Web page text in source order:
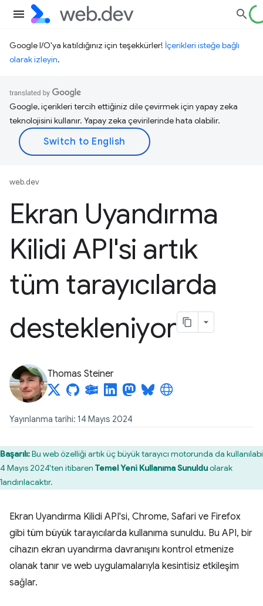
Google I/O'ya katıldığınız için teşekkürler! İçerikleri isteğe bağlı
olarak izleyin.
Google, içerikleri tercih ettiğiniz dile çevirmek için yapay zeka
teknolojisini kullanır. Yapay zeka çevirilerinde hata olabilir.
web.dev
Ekran Uyandırma
Kilidi API'si artık
tüm tarayıcılarda
destekleniyor
Thomas Steiner
Yayınlanma tarihi: 14 Mayıs 2024
Başarılı:Bu web özelliği artık üç büyük tarayıcı motorunda da
Mayıs 2024'ten itibaren Temel Yeni Kullanıma Sunulduolarak
Ekran Uyandırma Kilidi API'si, Chrome, Safari ve Firefox
gibi tüm büyük tarayıcılarda kullanıma sunuldu. Bu API, bir
cihazın ekran uyandırma davranışını kontrol etmenize
olanak tanır ve web uygulamalarıyla kesintisiz etkileşim
sağlar.